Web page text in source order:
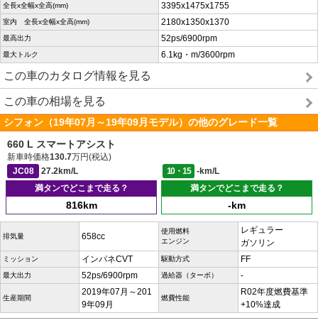
全長x全幅x全高(mm) 3395x1475x1755
室内 全長x全幅x全高(mm) 2180x1350x1370
最高出力 52ps/6900rpm
最大トルク 6.1kg・m/3600rpm
この車のカタログ情報を見る
この車の相場を見る
シフォン（19年07月～19年09月モデル）の他のグレード一覧
660 L スマートアシスト
新車時価格130.7万円(税込)
JC08
27.2km/L 10・15
-km/L
満タンでどこまで走る？
816km
満タンでどこまで走る？
-km
排気量 658cc
使用燃料
エンジン
レギュラー
ガソリン
ミッション インパネCVT 駆動方式 FF
最大出力 52ps/6900rpm 過給器（ターボ） -
生産期間
2019年07月～201
9年09月
燃費性能
R02年度燃費基準
+10%達成